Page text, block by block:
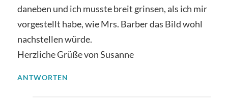
daneben und ich musste breit grinsen, als ich mir
vorgestellt habe, wie Mrs. Barber das Bild wohl
nachstellen würde.
Herzliche Grüße von Susanne
ANTWORTEN